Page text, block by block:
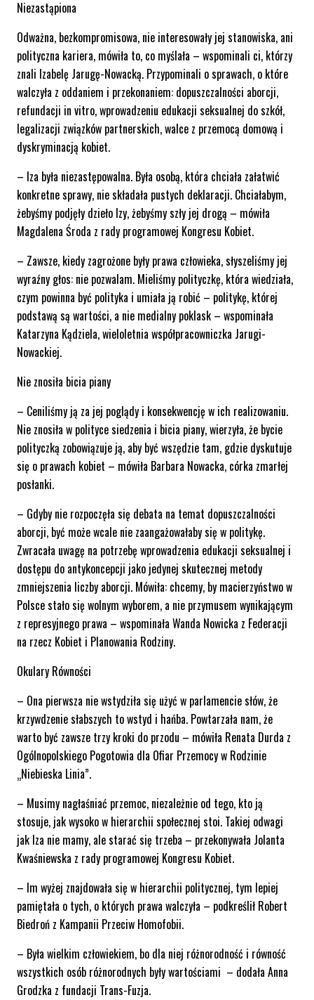
Niezastąpiona
Odważna, bezkompromisowa, nie interesowały jej stanowiska, ani
polityczna kariera, mówiła to, co myślała – wspominali ci, którzy
znali Izabelę Jarugę-Nowacką. Przypominali o sprawach, o które
walczyła z oddaniem i przekonaniem: dopuszczalności aborcji,
refundacji in vitro, wprowadzeniu edukacji seksualnej do szkół,
legalizacji związków partnerskich, walce z przemocą domową i
dyskryminacją kobiet.
– Iza była niezastępowalna. Była osobą, która chciała załatwić
konkretne sprawy, nie składała pustych deklaracji. Chciałabym,
żebyśmy podjęły dzieło Izy, żebyśmy szły jej drogą – mówiła
Magdalena Środa z rady programowej Kongresu Kobiet.
– Zawsze, kiedy zagrożone były prawa człowieka, słyszeliśmy jej
wyraźny głos: nie pozwalam. Mieliśmy polityczkę, która wiedziała,
czym powinna być polityka i umiała ją robić – politykę, której
podstawą są wartości, a nie medialny poklask – wspominała
Katarzyna Kądziela, wieloletnia współpracowniczka Jarugi-
Nowackiej.
Nie znosiła bicia piany
– Ceniliśmy ją za jej poglądy i konsekwencję w ich realizowaniu.
Nie znosiła w polityce siedzenia i bicia piany, wierzyła, że bycie
polityczką zobowiązuje ją, aby być wszędzie tam, gdzie dyskutuje
się o prawach kobiet – mówiła Barbara Nowacka, córka zmarłej
posłanki.
– Gdyby nie rozpoczęła się debata na temat dopuszczalności
aborcji, być może wcale nie zaangażowałaby się w politykę.
Zwracała uwagę na potrzebę wprowadzenia edukacji seksualnej i
dostępu do antykoncepcji jako jedynej skutecznej metody
zmniejszenia liczby aborcji. Mówiła: chcemy, by macierzyństwo w
Polsce stało się wolnym wyborem, a nie przymusem wynikającym
z represyjnego prawa – wspominała Wanda Nowicka z Federacji
na rzecz Kobiet i Planowania Rodziny.
Okulary Równości
– Ona pierwsza nie wstydziła się użyć w parlamencie słów, że
krzywdzenie słabszych to wstyd i hańba. Powtarzała nam, że
warto być zawsze trzy kroki do przodu – mówiła Renata Durda z
Ogólnopolskiego Pogotowia dla Ofiar Przemocy w Rodzinie
„Niebieska Linia”.
– Musimy nagłaśniać przemoc, niezależnie od tego, kto ją
stosuje, jak wysoko w hierarchii społecznej stoi. Takiej odwagi
jak Iza nie mamy, ale starać się trzeba – przekonywała Jolanta
Kwaśniewska z rady programowej Kongresu Kobiet.
– Im wyżej znajdowała się w hierarchii politycznej, tym lepiej
pamiętała o tych, o których prawa walczyła – podkreślił Robert
Biedroń z Kampanii Przeciw Homofobii.
– Była wielkim człowiekiem, bo dla niej różnorodność i równość
wszystkich osób różnorodnych były wartościami – dodała Anna
Grodzka z fundacji Trans-Fuzja.